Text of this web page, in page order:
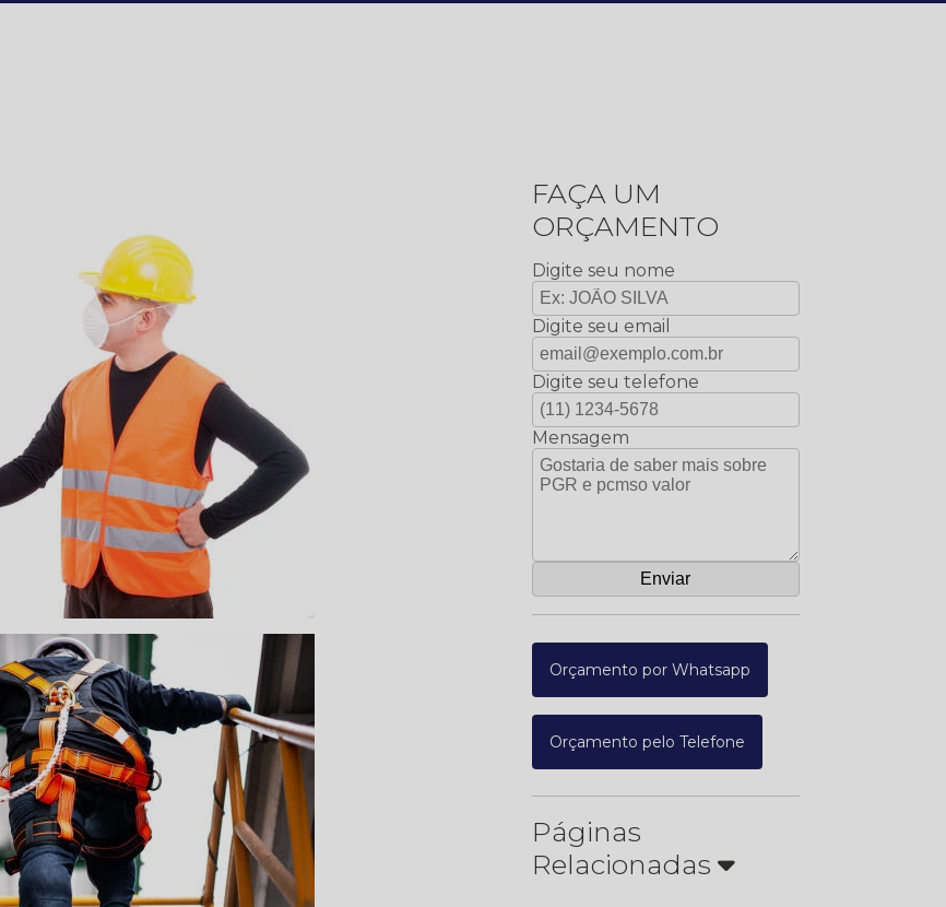
FAÇA UM
ORÇAMENTO
Digite seu nome
Digite seu email
Digite seu telefone
Mensagem
Orçamento por Whatsapp
Orçamento pelo Telefone
Páginas
Relacionadas